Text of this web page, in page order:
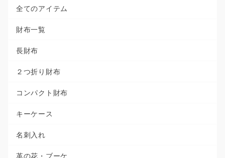
全てのアイテム
財布一覧
長財布
２つ折り財布
コンパクト財布
キーケース
名刺入れ
革の花・ブーケ